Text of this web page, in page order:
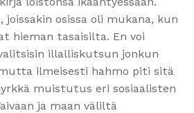
joissakin osissa oli mukana, kun
hieman tasaisilta. En voi
illalliskutsun jonkun
ilmeisesti hahmo piti sitä
muistutus eri sosiaalisten
ja maan väliltä